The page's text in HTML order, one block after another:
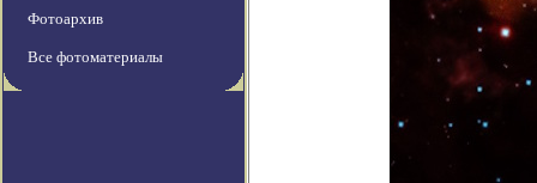
Фотоархив
Все фотоматериалы